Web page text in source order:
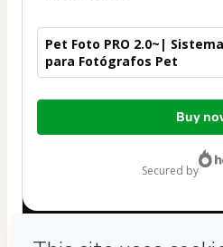
Pet Foto PRO 2.0~|
para Fotógrafos Pet
Total
Buy
secured by